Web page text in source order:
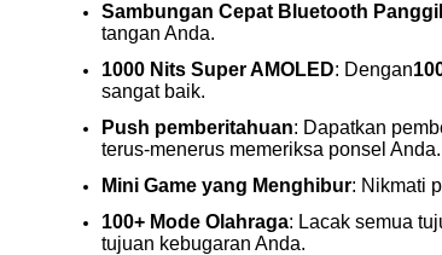
Sambungan Cepat Bluetooth
tangan Anda.
1000 Nits Super AMOLED: Dengan
sangat baik.
Push pemberitahuan: Dapatkan
terus-menerus memeriksa ponsel Anda.
Mini Game yang Menghibur: Nikmati
100+ Mode Olahraga: Lacak semua
tujuan kebugaran Anda.